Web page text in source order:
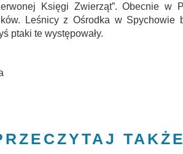
Księgi Zwierząt”. Obecnie w
Leśnicy z Ośrodka w Spychowie
ptaki te występowały.
TAKŻE